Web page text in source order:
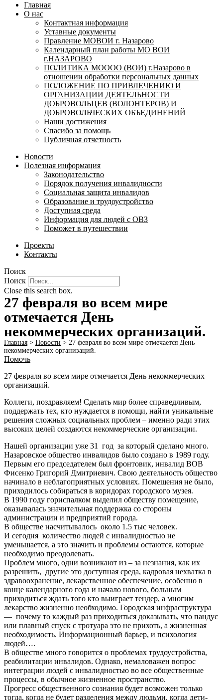
Главная
О нас
Контактная информация
Уставные документы
Правление МОВОИ г. Назарово
Календарный план работы МО ВОИ
г.НАЗАРОВО
ПОЛИТИКА МОООО (ВОИ) г.Назарово в
отношении обработки персональных данных
ПОЛОЖЕНИЕ ПО ПРИВЛЕЧЕНИЮ И
ОРГАНИЗАЦИИ ДЕЯТЕЛЬНОСТИ
ДОБРОВОЛЬЦЕВ (ВОЛОНТЕРОВ) И
ДОБРОВОЛЬЧЕСКИХ ОБЪЕДИНЕНИЙ
Наши достижения
Спасибо за помощь
Публичная отчетность
Новости
Полезная информация
Законодательство
Порядок получения инвалидности
Социальная защита инвалидов
Образование и трудоустройство
Доступная среда
Информация для людей с ОВЗ
Поможет в путешествии
Проекты
Контакты
Поиск
Поиск
Close this search box.
27 февраля во всем мире
отмечается День
некоммерческих организаций.
Главная > Новости > 27 февраля во всем мире отмечается День
некоммерческих организаций.
Помочь
27 февраля во всем мире отмечается День некоммерческих
организаций.
Коллеги, поздравляем! Сделать мир более справедливым,
поддержать тех, кто нуждается в помощи, найти уникальные
решения сложных социальных проблем – именно ради этих
высоких целей создаются некоммерческие организации.
Нашей организации уже 31 год за который сделано много.
Назаровское общество инвалидов было создано в 1989 году.
Первым его председателем был фронтовик, инвалид ВОВ
Фисенко Григорий Дмитриевич. Свою деятельность общество
начинало в неблагоприятных условиях. Помещения не было,
приходилось собираться в коридорах городского музея.
В 1990 году гориспалком выделил обществу помещение,
оказывалась значительная поддержка со стороны
администрации и предприятий города.
В обществе насчитывалось около 1.5 тыс человек.
И сегодня количество людей с инвалидностью не
уменьшается, а это значить и проблемы остаются, которые
необходимо преодолевать.
Проблем много, одни возникают из – за незнания, как их
разрешить, другие это доступная среда, кадровая нехватка в
здравоохранение, лекарственное обеспечение, особенно в
конце календарного года и начало нового, больным
приходиться ждать того кто выиграет тендер, а многим
лекарство жизненно необходимо. Городская инфраструктура
— почему то каждый раз приходиться доказывать, что пандус
или плавный спуск с тротуара это не прихоть, а жизненная
необходимость. Информационный барьер, и психология
людей….
В обществе много говорится о проблемах трудоустройства,
реабилитации инвалидов. Однако, немаловажен вопрос
интеграции людей с инвалидностью во все общественные
процессы, в обычное жизненное пространство.
Прогресс общественного сознания будет возможен только
тогда, когда не будет разделения между людьми, когда дети-